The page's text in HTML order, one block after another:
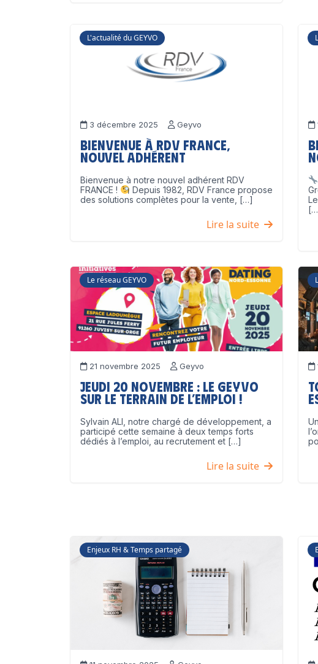
L'actualité du GEYVO
3 décembre 2025 Geyvo
Bienvenue à RDV France,
nouvel adhérent
Bienvenue à notre nouvel adhérent RDV
FRANCE !
Depuis 1982, RDV France propose
des solutions complètes pour la vente, […]
Lire la suite
Le réseau GEYVO
21 novembre 2025 Geyvo
Jeudi 20 novembre : le GEYVO
sur le terrain de l’emploi !
Sylvain ALI, notre chargé de développement, a
participé cette semaine à deux temps forts
dédiés à l’emploi, au recrutement et […]
Lire la suite
Enjeux RH & Temps partagé